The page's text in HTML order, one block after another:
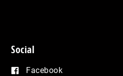
Social
Facebook